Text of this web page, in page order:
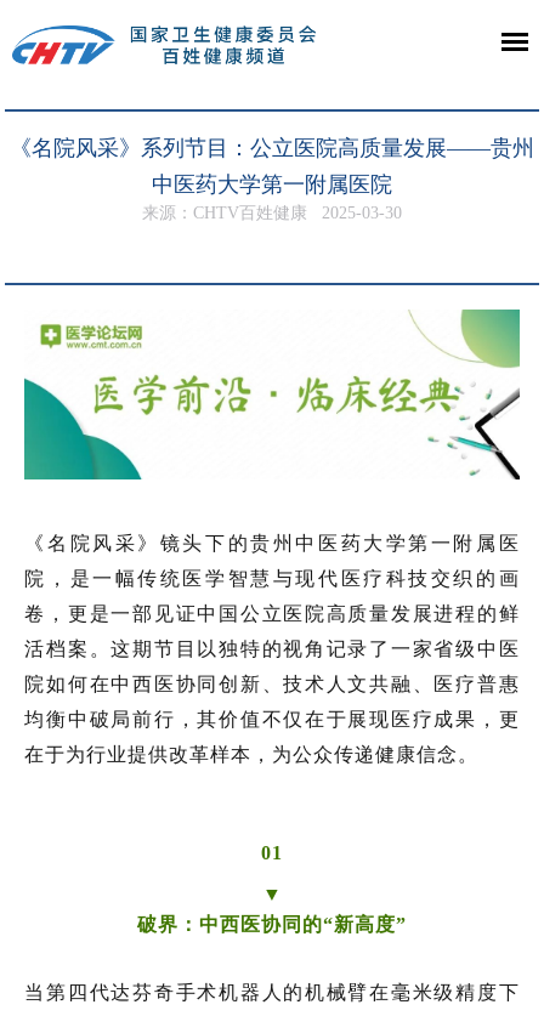
《名院风采》系列节目：公立医院高质量发展——贵州
中医药大学第一附属医院
来源：CHTV百姓健康 2025-03-30
《名院风采》镜头下的贵州中医药大学第一附属医
院，是一幅传统医学智慧与现代医疗科技交织的画
卷，更是一部见证中国公立医院高质量发展进程的鲜
活档案。这期节目以独特的视角记录了一家省级中医
院如何在中西医协同创新、技术人文共融、医疗普惠
均衡中破局前行，其价值不仅在于展现医疗成果，更
在于为行业提供改革样本，为公众传递健康信念。
01
▼
破界：中西医协同的“新高度”
当第四代达芬奇手术机器人的机械臂在毫米级精度下